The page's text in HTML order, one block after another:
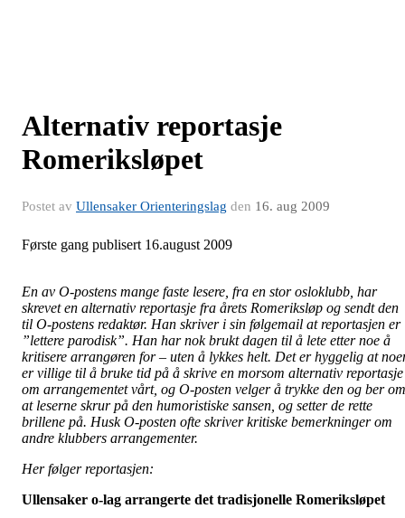
Alternativ reportasje
Romeriksløpet
Postet av Ullensaker Orienteringslag den 16. aug 2009
Første gang publisert 16.august 2009
En av O-postens mange faste lesere, fra en stor osloklubb, har
skrevet en alternativ reportasje fra årets Romeriksløp og sendt den
til O-postens redaktør. Han skriver i sin følgemail at reportasjen er
”lettere parodisk”. Han har nok brukt dagen til å lete etter noe å
kritisere arrangøren for – uten å lykkes helt. Det er hyggelig at
er villige til å bruke tid på å skrive en morsom alternativ reportasje
om arrangementet vårt, og O-posten velger å trykke den og ber om
at leserne skrur på den humoristiske sansen, og setter de rette
brillene på. Husk O-posten ofte skriver kritiske bemerkninger om
andre klubbers arrangementer.
Her følger reportasjen:
Ullensaker o-lag arrangerte det tradisjonelle Romeriksløpet